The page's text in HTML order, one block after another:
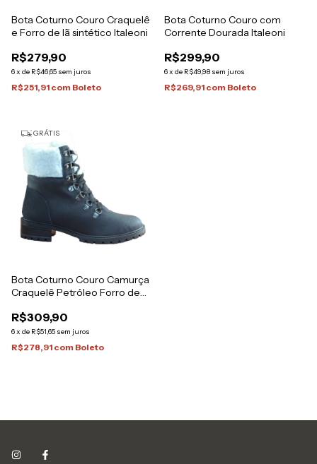
Bota Coturno Couro Craquelê
e Forro de lã sintético Italeoni
R$279,90
6x de R$46,65 sem juros
R$251,91 com Boleto
Bota Coturno Couro com
Corrente Dourada Italeoni
R$299,90
6x de R$49,98 sem juros
R$269,91 com Boleto
GRÁTIS
Bota Coturno Couro Camurça
Craquelê Petróleo Forro de
R$309,90
6x de R$51,65 sem juros
R$278,91 com Boleto